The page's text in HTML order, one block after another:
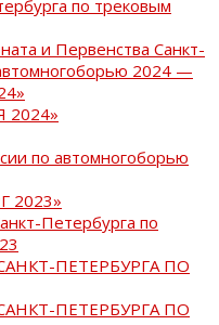
по трековым
и Первенства Санкт-
2024 —
2024»
по автомногоборью
2023»
Петербурга по
ПЕТЕРБУРГА ПО
ПЕТЕРБУРГА ПО